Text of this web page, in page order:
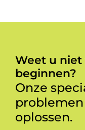
Weet u
beginnen?
Onze
oplossen.